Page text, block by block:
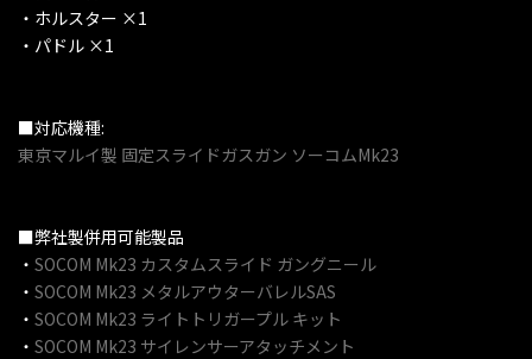
・ホルスター ×1
・パドル ×1
■対応機種:
東京マルイ製 固定スライドガスガン ソーコムMk23
■弊社製併用可能製品
・ SOCOM Mk23 カスタムスライド ガングニール
・ SOCOM Mk23 メタルアウターバレルSAS
・ SOCOM Mk23 ライトトリガープル キット
・ SOCOM Mk23 サイレンサーアタッチメント